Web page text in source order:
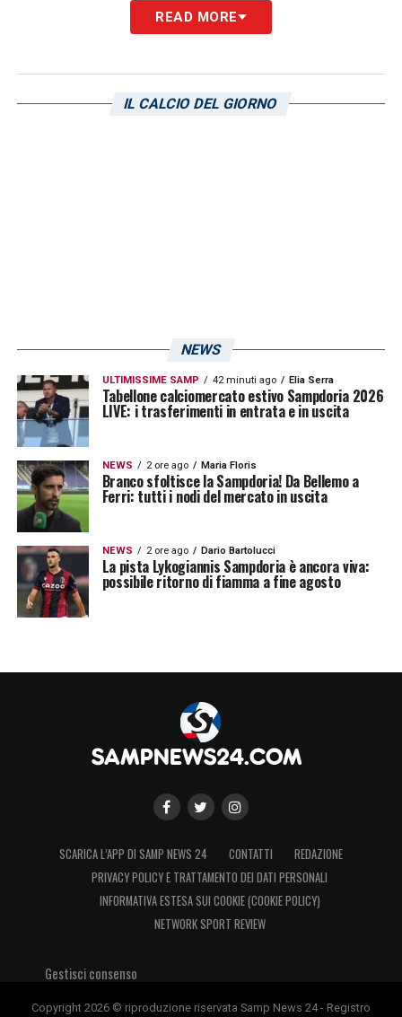
LA PLAYLIST DELLE NOSTRE TOP NEWS
READ MORE
IL CALCIO DEL GIORNO
NEWS
ULTIMISSIME SAMP 42 minuti ago Elia Serra
Tabellone calciomercato estivo Sampdoria 2026
LIVE: i trasferimenti in entrata e in uscita
NEWS 2 ore ago Maria Floris
Branco sfoltisce la Sampdoria! Da Bellemo a
Ferri: tutti i nodi del mercato in uscita
NEWS 2 ore ago Dario Bartolucci
La pista Lykogiannis Sampdoria è ancora viva:
possibile ritorno di fiamma a fine agosto
SCARICA L’APP DI SAMP NEWS 24 CONTATTI
REDAZIONE
PRIVACY POLICY E TRATTAMENTO DEI DATI PERSONALI
INFORMATIVA ESTESA SUI COOKIE (COOKIE POLICY)
NETWORK SPORT REVIEW
Gestisci consenso
Copyright 2026 © riproduzione riservata Samp News 24 - Registro